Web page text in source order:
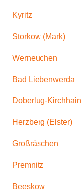
Kyritz
Storkow (Mark)
Werneuchen
Bad Liebenwerda
Doberlug-Kirchhain
Herzberg (Elster)
Großräschen
Premnitz
Beeskow